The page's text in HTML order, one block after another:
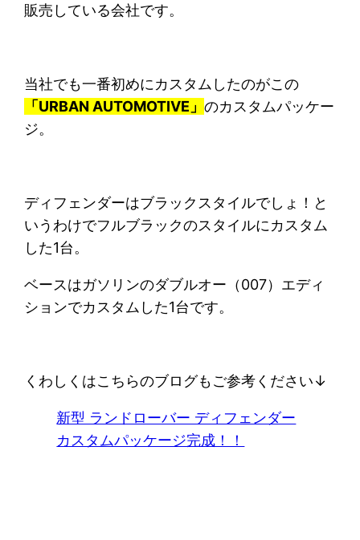
販売している会社です。
当社でも一番初めにカスタムしたのがこの
「URBAN AUTOMOTIVE」のカスタムパッケー
ジ。
ディフェンダーはブラックスタイルでしょ！と
いうわけでフルブラックのスタイルにカスタム
した1台。
ベースはガソリンのダブルオー（007）エディ
ションでカスタムした1台です。
くわしくはこちらのブログもご参考ください↓
新型 ランドローバー ディフェンダー
カスタムパッケージ完成！！